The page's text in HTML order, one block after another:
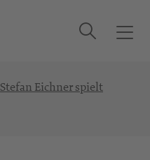
T
Suche
Stefan Eichner spielt